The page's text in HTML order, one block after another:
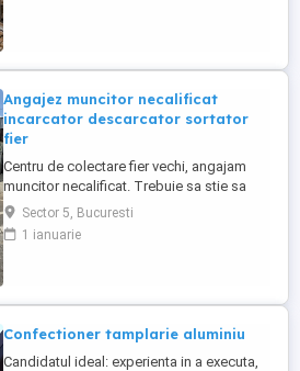
Angajez muncitor necalificat
incarcator descarcator sortator
fier
Centru de colectare fier vechi, angajam
muncitor necalificat. Trebuie sa stie sa
taie cu flexul, sa cunoasca materialele
neferoase Cupru, Alama, Aluminiu, Zamac,
program lucru 09-18.30. Zona Pucheni -
Contact
Sector 5, Bucuresti
1 ianuarie
Confectioner tamplarie aluminiu
Candidatul ideal: experienta in a executa,